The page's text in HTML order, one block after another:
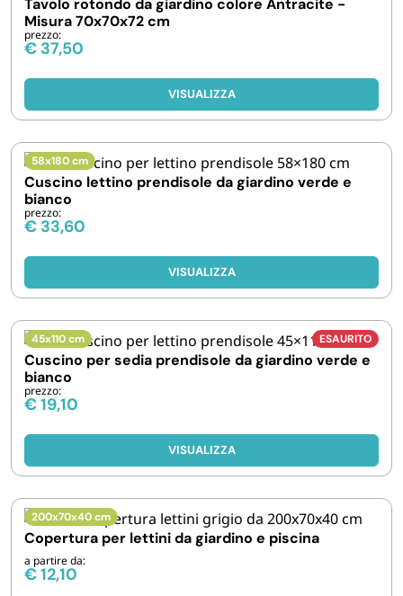
Tavolo rotondo da giardino colore Antracite -
Misura 70x70x72 cm
prezzo:
€ 37,50
VISUALIZZA
58x180 cm
Cuscino lettino prendisole da giardino verde e
bianco
prezzo:
€ 33,60
VISUALIZZA
ESAURITO
45x110 cm
Cuscino per sedia prendisole da giardino verde e
bianco
prezzo:
€19,10
VISUALIZZA
200x70x40 cm
Copertura per lettini da giardino e piscina
a partire da:
€12,10